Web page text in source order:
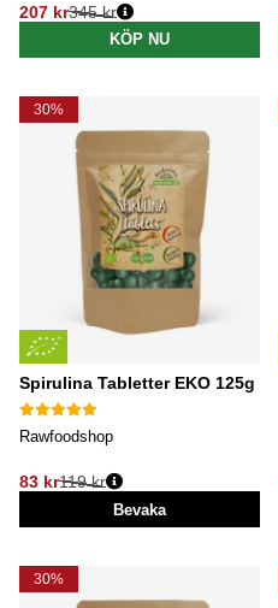
207 kr
Ordinarie pris:
345 kr
KÖP NU
30%
Spirulina Tabletter EKO 125g
Rawfoodshop
83 kr
Ordinarie pris:
119 kr
Bevaka
30%